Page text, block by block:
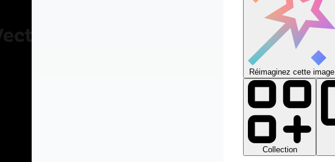
Réimaginez cette image
Collection